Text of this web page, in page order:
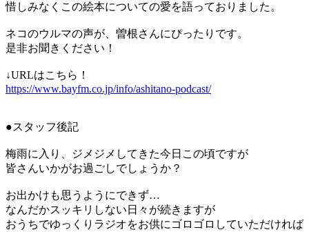
惜しみなくこの絵本についての愛を語っておりました。
ネコのウルマの声が、曽根さんにぴったりです。
是非お聞きください！
↓URLはこちら！
https://www.bayfm.co.jp/info/ashitano-podcast/
●スタッフ後記
梅雨に入り、ジメジメしてきた今日この頃ですが
皆さんいかがお過ごしでしょうか？
お出かけも思うようにできず…
なんだかスッキリしない日々が続きますが
おうちでゆっくりラジオをお供にゴロゴロしていただければ